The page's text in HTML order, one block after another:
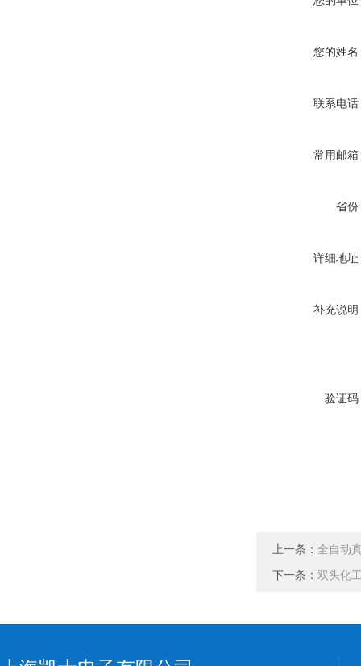
您的姓名
联系电话
常用邮箱
省份
详细地址
补充说明
验证码
上一条： 全自动
下一条： 双头化